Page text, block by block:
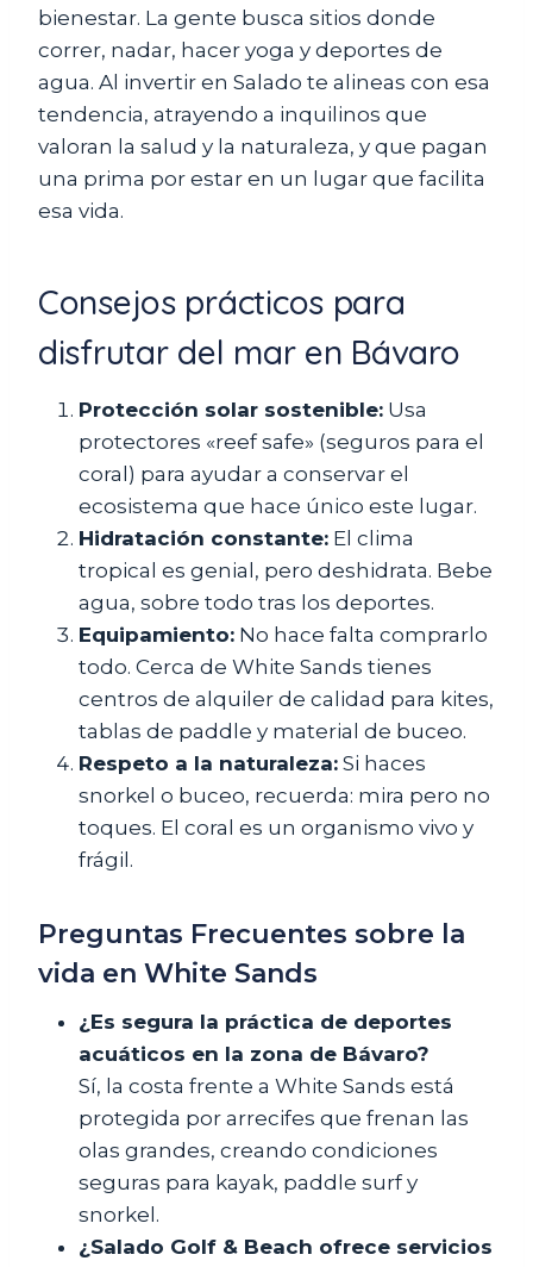
bienestar. La gente busca sitios donde
correr, nadar, hacer yoga y deportes de
agua. Al invertir en Salado te alineas con esa
tendencia, atrayendo a inquilinos que
valoran la salud y la naturaleza, y que pagan
una prima por estar en un lugar que facilita
esa vida.
Consejos prácticos para
disfrutar del mar en Bávaro
Protección solar sostenible: Usa
protectores «reef safe» (seguros para el
coral) para ayudar a conservar el
ecosistema que hace único este lugar.
Hidratación constante: El clima
tropical es genial, pero deshidrata. Bebe
agua, sobre todo tras los deportes.
Equipamiento: No hace falta comprarlo
todo. Cerca de White Sands tienes
centros de alquiler de calidad para kites,
tablas de paddle y material de buceo.
Respeto a la naturaleza: Si haces
snorkel o buceo, recuerda: mira pero no
toques. El coral es un organismo vivo y
frágil.
Preguntas Frecuentes sobre la
vida en White Sands
¿Es segura la práctica de deportes
acuáticos en la zona de Bávaro?
Sí, la costa frente a White Sands está
protegida por arrecifes que frenan las
olas grandes, creando condiciones
seguras para kayak, paddle surf y
snorkel.
¿Salado Golf & Beach ofrece servicios